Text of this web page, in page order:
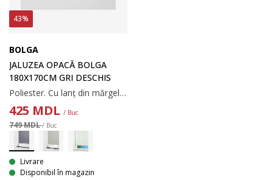
43%
BOLGA
JALUZEA OPACĂ BOLGA
180X170CM GRI DESCHIS
Poliester. Cu lanț din mărgele. Lățimea poate fi ajustată. 180x170 cm
425 MDL / Buc
749 MDL/ Buc
Livrare
Disponibil în magazin